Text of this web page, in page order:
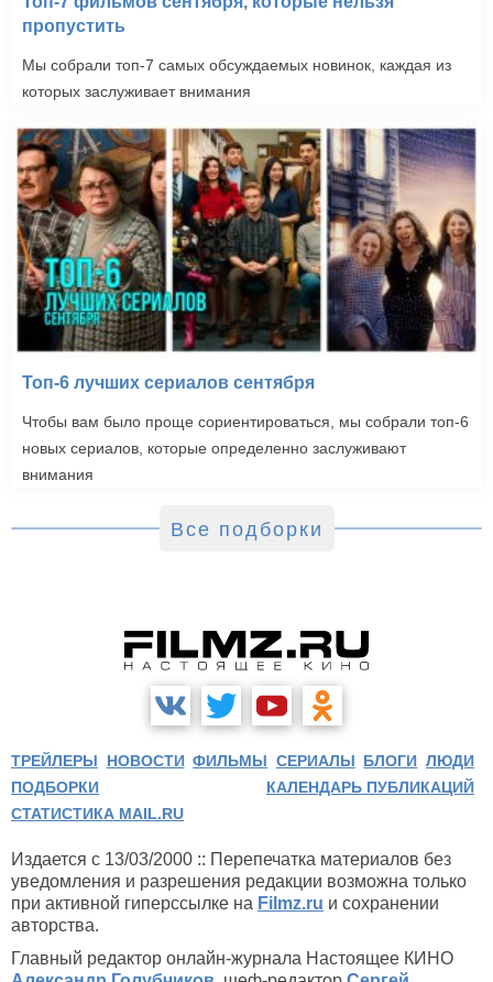
пропустить
Мы собрали топ-7 самых обсуждаемых новинок, каждая из
которых заслуживает внимания
Топ-6 лучших сериалов сентября
Чтобы вам было проще сориентироваться, мы собрали топ-6
новых сериалов, которые определенно заслуживают
внимания
Все подборки
ТРЕЙЛЕРЫ НОВОСТИ ФИЛЬМЫ СЕРИАЛЫ БЛОГИ ЛЮДИ
ПОДБОРКИ
КАЛЕНДАРЬ ПУБЛИКАЦИЙ
СТАТИСТИКА MAIL.RU
Издается с 13/03/2000 :: Перепечатка материалов без
уведомления и разрешения редакции возможна только
при активной гиперссылке на Filmz.ru и сохранении
авторства.
Главный редактор онлайн-журнала Настоящее КИНО